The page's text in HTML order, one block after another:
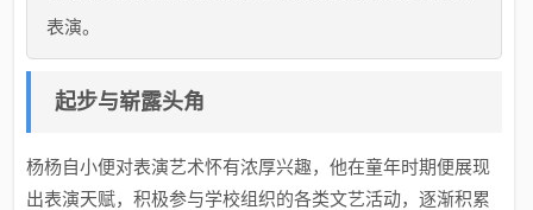
表演。
起步与崭露头角
杨杨自小便对表演艺术怀有浓厚兴趣，他在童年时期便展现
出表演天赋，积极参与学校组织的各类文艺活动，逐渐积累